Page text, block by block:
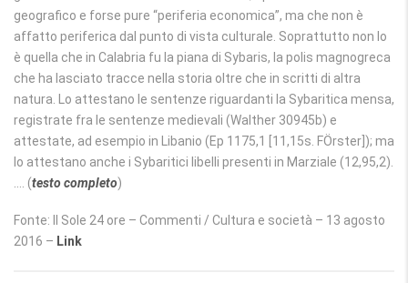
geografico e forse pure “periferia economica”, ma che non è
affatto periferica dal punto di vista culturale. Soprattutto non lo
è quella che in Calabria fu la piana di Sybaris, la polis magnogreca
che ha lasciato tracce nella storia oltre che in scritti di altra
natura. Lo attestano le sentenze riguardanti la Sybaritica mensa,
registrate fra le sentenze medievali (Walther 30945b) e
attestate, ad esempio in Libanio (Ep 1175,1 [11,15s. FӦrster]); ma
lo attestano anche i Sybaritici libelli presenti in Marziale (12,95,2).
…. (testo completo)
Fonte: Il Sole 24 ore – Commenti / Cultura e società – 13 agosto
2016 – Link